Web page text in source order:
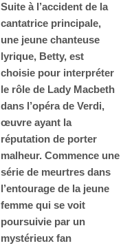
Suite à l’accident de la
cantatrice principale,
une jeune chanteuse
lyrique, Betty, est
choisie pour interpréter
le rôle de Lady Macbeth
dans l’opéra de Verdi,
œuvre ayant la
réputation de porter
malheur. Commence une
série de meurtres dans
l’entourage de la jeune
femme qui se voit
poursuivie par un
mystérieux fan